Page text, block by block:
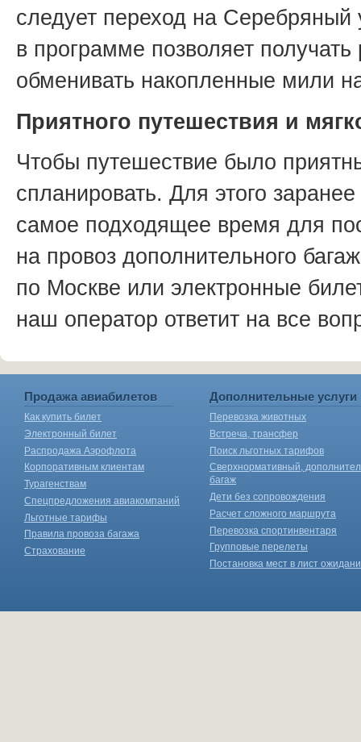
следует переход на Серебряный
в программе позволяет
обменивать накопленные мили
Приятного путешествия и
Чтобы путешествие было
спланировать. Для этого
самое подходящее время для
на провоз дополнительного
по Москве или электронные
наш оператор ответит на все
Продажа авиабилетов
Как купить билет
Электронный билет
Распродажа Аэрофлота
Корпоративным клиентам
Турагенствам
Спецпредложения авиакомпаний
Льготные тарифы
Правила провоза багажа
Страхование
Дополнительные услуги
Перевозка животных
Встреча, трансфер
Поиск льготных тарифов
Сверхнормативный,
багаж
Дети без сопровождения
Расчет сложного маршрута
Перевозка спортинвентаря
Групповые перелеты
Постановка мест в лист